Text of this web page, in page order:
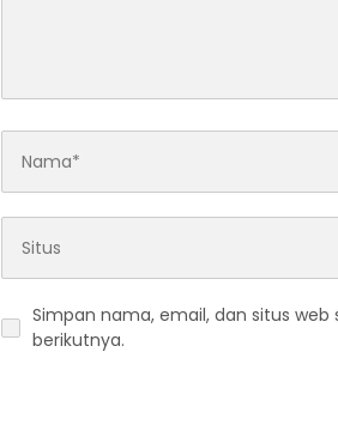
Simpan nama, email, dan situs
berikutnya.